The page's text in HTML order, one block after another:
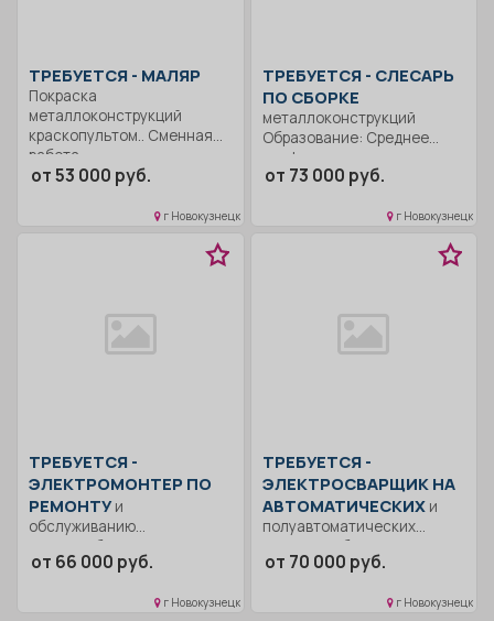
ТРЕБУЕТСЯ - МАЛЯР
Покраска
металлоконструкций
краскопультом.. Сменная
работа..
от 53 000 руб.
г Новокузнецк
ТРЕБУЕТСЯ - СЛЕСАРЬ
ПО СБОРКЕ
металлоконструкций
Образование: Среднее
профессиональное.
Обучаемость.. Сборка
чертежам.. Сменный
от 73 000 руб.
г Новокузнецк
ТРЕБУЕТСЯ -
ЭЛЕКТРОМОНТЕР ПО
РЕМОНТУи
обслуживанию
электрооборудования
Образование: Среднее
Ответственность.. Ремонт и
от 66 000 руб.
г Новокузнецк
ТРЕБУЕТСЯ -
ЭЛЕКТРОСВАРЩИК НА
АВТОМАТИЧЕСКИХи
полуавтоматических
машинах Образование:
Среднее
от 70 000 руб.
г Новокузнецк